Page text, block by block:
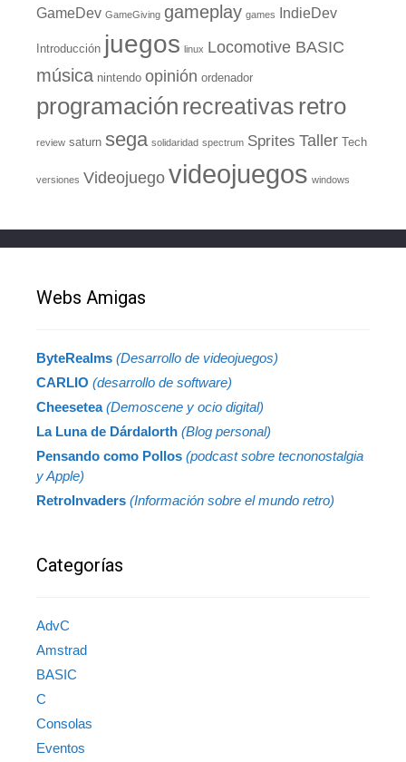
GameDev GameGiving gameplay games IndieDev
Introducción juegos linux Locomotive BASIC
música nintendo opinión ordenador
programación recreativas retro
review saturn sega solidaridad spectrum Sprites Taller Tech
versiones Videojuegovideojuegos windows
Webs Amigas
ByteRealms (Desarrollo de videojuegos)
CARLIO (desarrollo de software)
Cheesetea(Demoscene y ocio digital)
La Luna de Dárdalorth (Blog personal)
Pensando como Pollos (podcast sobre tecnonostalgia
y Apple)
RetroInvaders (Información sobre el mundo retro)
Categorías
AdvC
Amstrad
BASIC
C
Consolas
Eventos